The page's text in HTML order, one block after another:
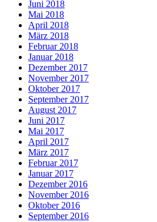
Juni 2018
Mai 2018
April 2018
März 2018
Februar 2018
Januar 2018
Dezember 2017
November 2017
Oktober 2017
September 2017
August 2017
Juni 2017
Mai 2017
April 2017
März 2017
Februar 2017
Januar 2017
Dezember 2016
November 2016
Oktober 2016
September 2016